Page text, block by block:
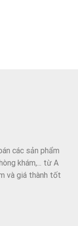
các sản phẩm
khám,... từ A
và giá thành tốt